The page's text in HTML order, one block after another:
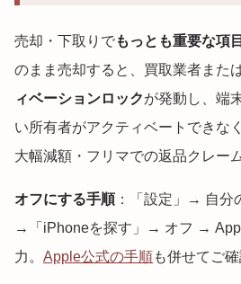
売却・下取りでもっとも重要な項目
のまま売却すると、買取業者また
ィベーションロックが発動し、端
い所有者がアクティベートできな
大幅減額・フリマでの返品クレー
オフにする手順：「設定」→ 自分
→「iPhoneを探す」→ オフ →
力。 Apple公式の手順も併せてご